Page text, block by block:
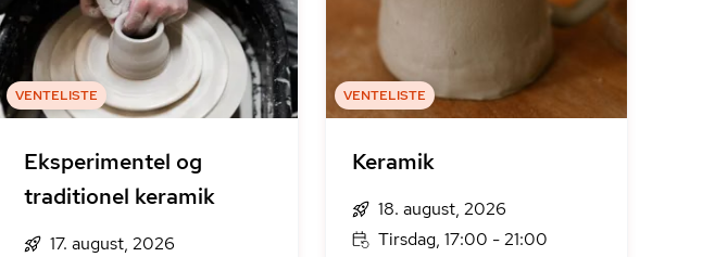
VENTELISTE
Eksperimentel og
traditionel keramik
17. august, 2026
VENTELISTE
Keramik
18. august, 2026
Tirsdag, 17:00 - 21:00